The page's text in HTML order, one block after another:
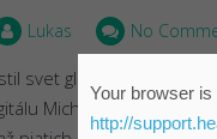
Lukas No
svet globálne
Michalom Nýdrle
Your browser
http://